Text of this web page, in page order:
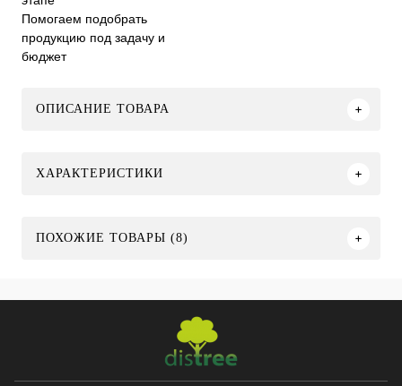
Помогаем подобрать
продукцию под задачу и
бюджет
ОПИСАНИЕ ТОВАРА
ХАРАКТЕРИСТИКИ
ПОХОЖИЕ ТОВАРЫ (8)